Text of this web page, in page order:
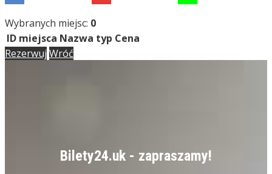
Wybranych miejsc: 0
ID miejsca Nazwa typ Cena
Rezerwuj Wróć
Bilety24.uk - zapraszamy!